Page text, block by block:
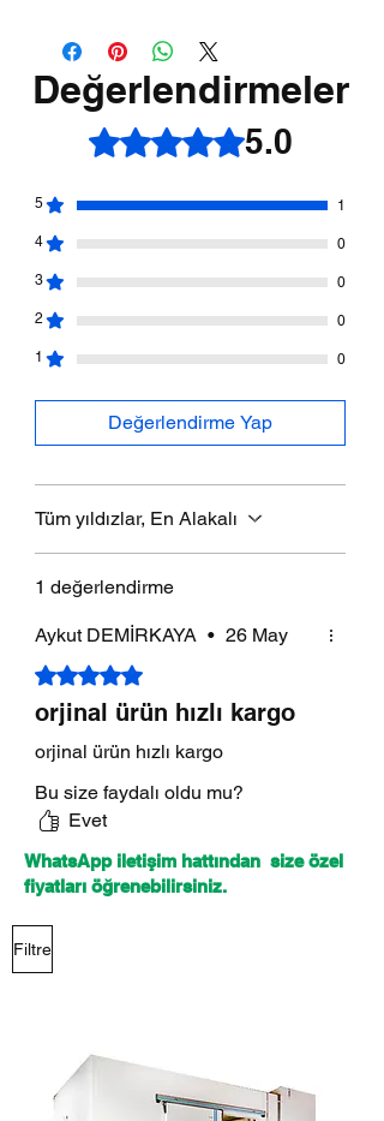
Değerlendirmeler
5 üzerinden 5 yıldız5.0
5 1
4 0
3 0
2 0
1 0
Değerlendirme Yap
Tüm yıldızlar, En Alakalı
1 değerlendirme
Aykut DEMİRKAYA • 26 May
5 üzerinden 5 yıldız
orjinal ürün hızlı kargo
orjinal ürün hızlı kargo
Bu size faydalı oldu mu?
Evet
WhatsApp iletişim hattından size özel
fiyatları öğrenebilirsiniz.
Filtre